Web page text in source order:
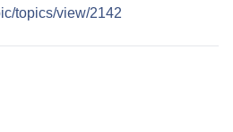
topics/view/2142